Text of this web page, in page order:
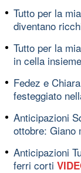
Tutto per la
diventano
Tutto per la
in cella
Fedez e
festeggiato
Anticipazioni
ottobre: Giano
Anticipazioni
ferri corti